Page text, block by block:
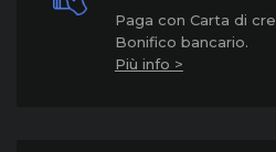
Paga con Carta di
Bonifico bancario.
Più info >